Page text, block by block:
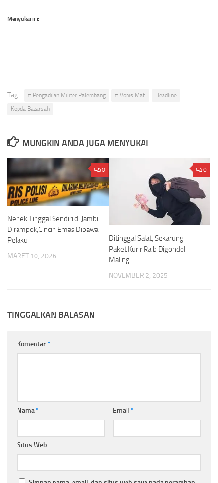
Menyukai ini:
Tag: # Pengadilan Militer Palembang # Vonis Mati
Headline
Kopda Bazarsah
MUNGKIN ANDA JUGA MENYUKAI
0
Nenek Tinggal Sendiri di Jambi
Dirampok,Cincin Emas Dibawa
Pelaku
MARET 10, 2026
0
Ditinggal Salat, Sekarung
Paket Kurir Raib Digondol
Maling
NOVEMBER 2, 2025
TINGGALKAN BALASAN
Komentar*
Nama* Email *
Situs Web